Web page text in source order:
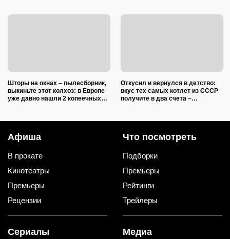
Шторы на окнах – пылесборник,
выкиньте этот колхоз: в Европе
уже давно нашли 2 копеечных
Откусил и вернулся в детство:
вкус тех самых котлет из СССР
получите в два счета –
Афиша
В прокате
Кинотеатры
Премьеры
Рецензии
Что посмотреть
Подборки
Премьеры
Рейтинги
Трейлеры
Сериалы Медиа